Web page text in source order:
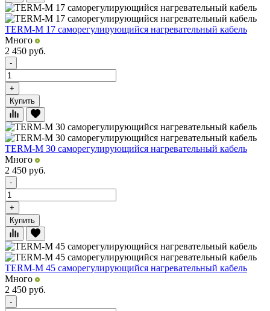
TERM-М 17 саморегулирующийся нагревательный кабель
Много
2 450 руб.
-
+
Купить
TERM-М 30 саморегулирующийся нагревательный кабель
Много
2 450 руб.
-
+
Купить
TERM-М 45 саморегулирующийся нагревательный кабель
Много
2 450 руб.
-